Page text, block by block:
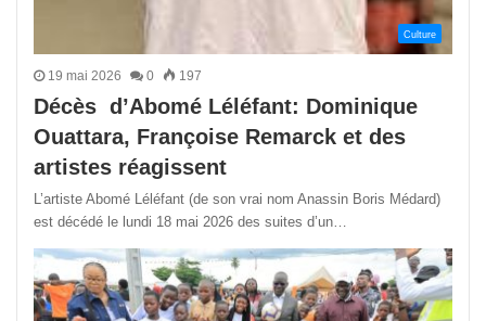
Culture
19 mai 2026 0 197
Décès d’Abomé Léléfant: Dominique
Ouattara, Françoise Remarck et des
artistes réagissent
L’artiste Abomé Léléfant (de son vrai nom Anassin Boris Médard)
est décédé le lundi 18 mai 2026 des suites d’un…